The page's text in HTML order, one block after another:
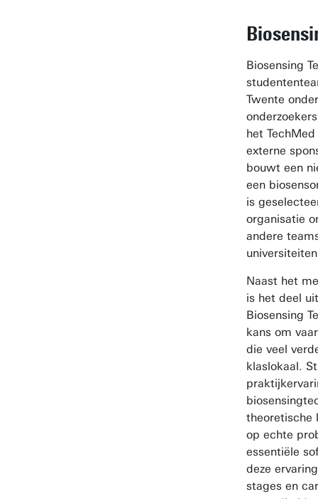
Biosensing
Twente
het
externe
bouwt een
een
is
organisatie
andere
Naast het
is het deel
Biosensing
kans om
die veel
klaslokaal.
theoretische
op echte
essentiële
deze
stages en